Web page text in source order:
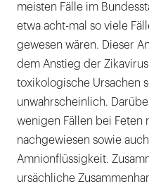
meisten Fälle im
etwa acht-mal so viele
gewesen wären. Dieser
dem Anstieg der
toxikologische Ursachen
unwahrscheinlich.
wenigen Fällen bei Feten
nachgewiesen sowie
Amnionflüssigkeit.
ursächliche